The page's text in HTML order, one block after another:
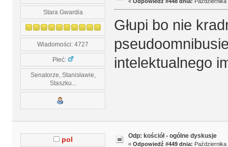
Stara Gwardia
Wiadomości: 4727
Płeć:
Senatorze, Stanisławie,
Staszku...
Głupi bo nie
intelektualnego
pol Odp: kościół - ogólne dyskusje
« Odpowiedź #449 dnia: Października